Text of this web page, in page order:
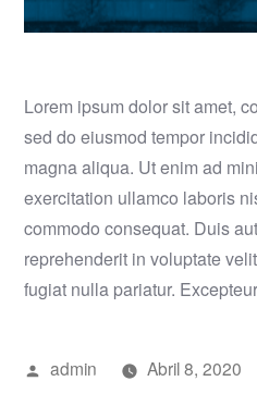
Lorem ipsum dolor sit amet,
sed do eiusmod tempor
magna aliqua. Ut enim ad
exercitation ullamco laboris
commodo consequat. Duis
reprehenderit in voluptate
fugiat nulla pariatur.
Publicado
admin Abril 8, 2020